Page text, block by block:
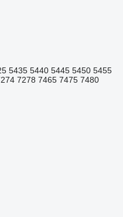
5435 5440 5445 5450 5455
7278 7465 7475 7480